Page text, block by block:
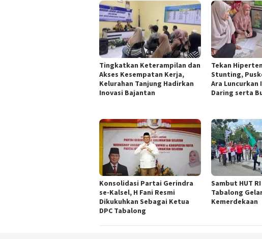
Tingkatkan Keterampilan dan
Akses Kesempatan Kerja,
Kelurahan Tanjung Hadirkan
Inovasi Bajantan
Tekan
Stunting,
Ara Luncurkan
Daring serta
Konsolidasi Partai Gerindra
se-Kalsel, H Fani Resmi
Dikukuhkan Sebagai Ketua
DPC Tabalong
Sambut HUT
Tabalong
Kemerdekaan